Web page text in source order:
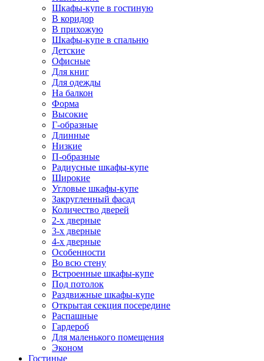
Шкафы-купе в гостиную
В коридор
В прихожую
Шкафы-купе в спальню
Детские
Офисные
Для книг
Для одежды
На балкон
Форма
Высокие
Г-образные
Длинные
Низкие
П-образные
Радиусные шкафы-купе
Широкие
Угловые шкафы-купе
Закругленный фасад
Количество дверей
2-х дверные
3-х дверные
4-х дверные
Особенности
Во всю стену
Встроенные шкафы-купе
Под потолок
Раздвижные шкафы-купе
Открытая секция посередине
Распашные
Гардероб
Для маленького помещения
Эконом
Гостиные